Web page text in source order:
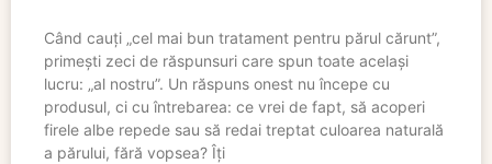
Când cauți „cel mai bun tratament pentru părul cărunt”,
primești zeci de răspunsuri care spun toate același
lucru: „al nostru”. Un răspuns onest nu începe cu
produsul, ci cu întrebarea: ce vrei de fapt, să acoperi
firele albe repede sau să redai treptat culoarea naturală
a părului, fără vopsea? Îți